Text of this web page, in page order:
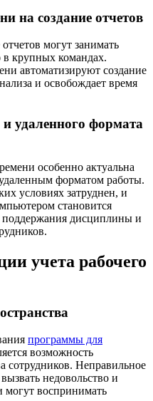
на создание отчетов
могут занимать
в крупных командах.
автоматизируют создание
и освобождает время
удаленного формата
особенно актуальна
форматом работы.
условиях затруднен, и
становится
дисциплины и
учета рабочего
программы для
возможность
сотрудников. Неправильное
недовольство и
воспринимать